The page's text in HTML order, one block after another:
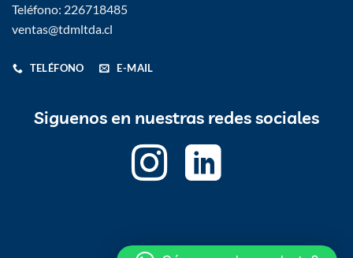
Teléfono: 226718485
ventas@tdmltda.cl
TELÉFONO E-MAIL
Siguenos en nuestras redes sociales